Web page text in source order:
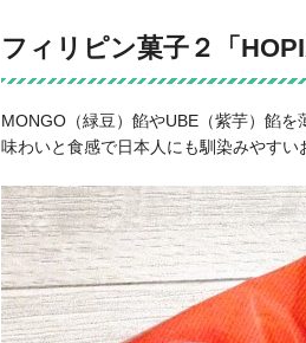
フィリピン菓子２「
MONGO（緑豆）餡やUBE（紫芋）餡
味わいと食感で日本人にも馴染みやすい